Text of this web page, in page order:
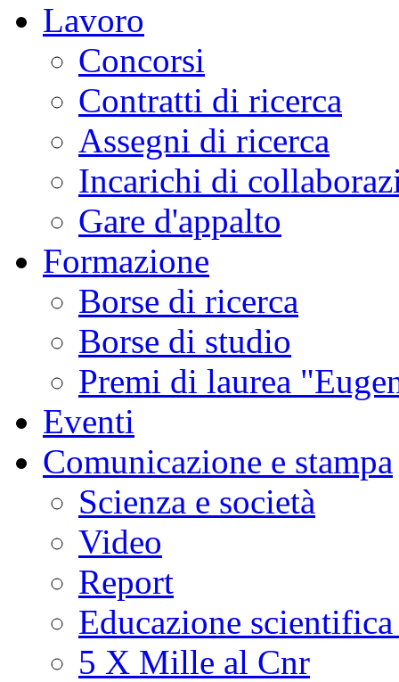
Lavoro
Concorsi
Contratti di ricerca
Assegni di ricerca
Incarichi di
Gare d'appalto
Formazione
Borse di ricerca
Borse di studio
Premi di laurea
Eventi
Comunicazione e stampa
Scienza e società
Video
Report
Educazione
5 X Mille al Cnr